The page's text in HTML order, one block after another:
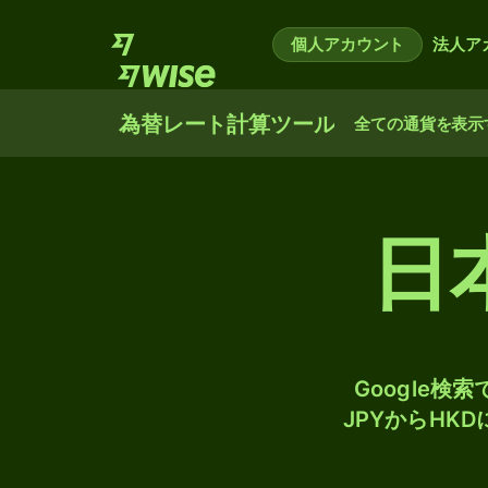
個人アカウント 法人ア
為替レート計算ツール 全ての通貨を表示
日
Google検索
JPYからHKD